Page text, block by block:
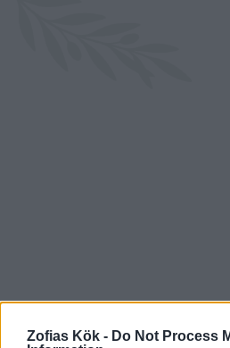
Zofias Kök - Do Not Process